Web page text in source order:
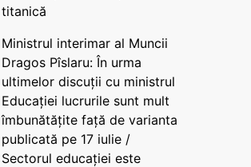
titanică
Ministrul interimar al Muncii
Dragos Pîslaru: În urma
ultimelor discuții cu ministrul
Educației lucrurile sunt mult
îmbunătățite față de varianta
publicată pe 17 iulie /
Sectorul educației este